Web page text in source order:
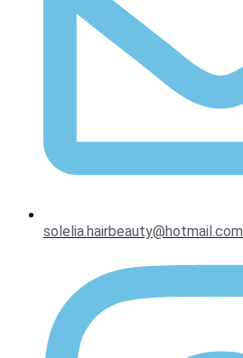
solelia.hairbeauty@hotmail.com